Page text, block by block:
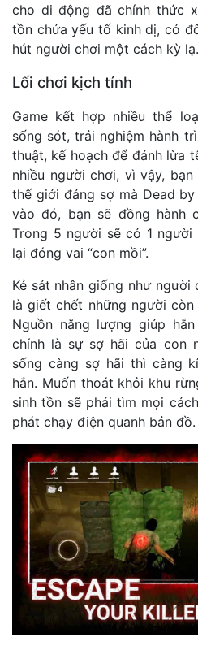
cho di động đã chính thức
tồn chứa yếu tố kinh dị, có
hút người chơi một cách kỳ lạ.
Lối chơi kịch tính
Game kết hợp nhiều thể
sống sót, trải nghiệm hành
thuật, kế hoạch để đánh lừa
nhiều người chơi, vì vậy,
thế giới đáng sợ mà Dead
vào đó, bạn sẽ đồng hành
Trong 5 người sẽ có 1
lại đóng vai “con mồi”.
Kẻ sát nhân giống như
là giết chết những người
Nguồn năng lượng giúp
chính là sự sợ hãi của con
sống càng sợ hãi thì càng
hắn. Muốn thoát khỏi khu
sinh tồn sẽ phải tìm mọi
phát chạy điện quanh bản đồ.